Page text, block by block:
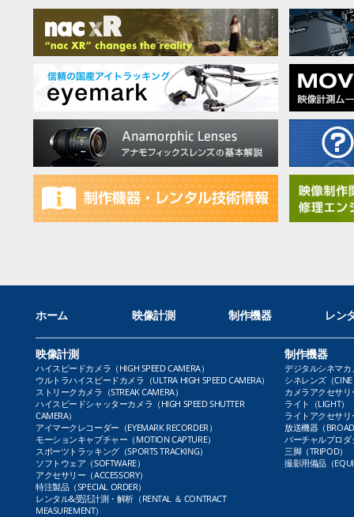
ホーム 映像計測 制作機器 レン
映像計測
ハイスピードカメラ（HIGH SPEED CAMERA）
ウルトラハイスピードカメラ（ULTRA HIGH SPEED CAMERA）
ストリークカメラ（STREAK CAMERA）
ハイスピードシャッターカメラ（HIGH SPEED SHUTTER
CAMERA）
アイマークレコーダー（EYEMARK RECORDER）
モーションキャプチャー（MOTION CAPTURE）
スポーツトラッキング（SPORTS TRACKING）
ソフトウェア（SOFTWARE）
アクセサリー（ACCESSORY）
特注製品（SPECIAL ORDER）
レンタル&受託計測・解析（RENTAL ＆ CONTRACT
MEASUREMENT）
制作機器
デジタルシネマカ
シネレンズ（CINE
カメラアクセサリ
ライト（LIGHT）
ライトアクセサリ
放送機器（
バーチャルプロダ
三脚（TRIPOD）
撮影用備品（